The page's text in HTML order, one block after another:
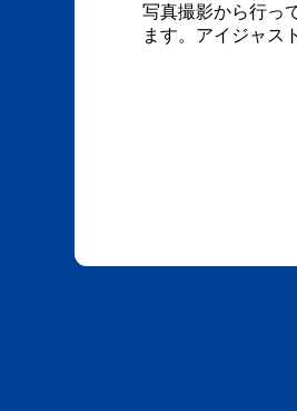
写真撮影から行っ
ます。アイジャス